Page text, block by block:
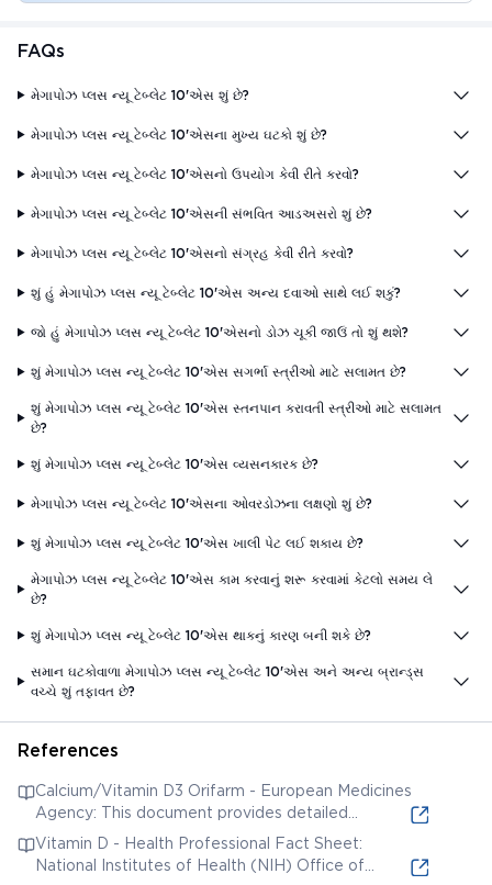
FAQs
મેગાપોઝ પ્લસ ન્યૂ ટેબ્લેટ 10'એસ શું છે?
મેગાપોઝ પ્લસ ન્યૂ ટેબ્લેટ 10'એસના મુખ્ય ઘટકો શું છે?
મેગાપોઝ પ્લસ ન્યૂ ટેબ્લેટ 10'એસનો ઉપયોગ કેવી રીતે કરવો?
મેગાપોઝ પ્લસ ન્યૂ ટેબ્લેટ 10'એસની સંભવિત આડઅસરો શું છે?
મેગાપોઝ પ્લસ ન્યૂ ટેબ્લેટ 10'એસનો સંગ્રહ કેવી રીતે કરવો?
શું હું મેગાપોઝ પ્લસ ન્યૂ ટેબ્લેટ 10'એસ અન્ય દવાઓ સાથે લઈ શકું?
જો હું મેગાપોઝ પ્લસ ન્યૂ ટેબ્લેટ 10'એસનો ડોઝ ચૂકી જાઉં તો શું થશે?
શું મેગાપોઝ પ્લસ ન્યૂ ટેબ્લેટ 10'એસ સગર્ભા સ્ત્રીઓ માટે સલામત છે?
શું મેગાપોઝ પ્લસ ન્યૂ ટેબ્લેટ 10'એસ સ્તનપાન કરાવતી સ્ત્રીઓ માટે સલામત
છે?
શું મેગાપોઝ પ્લસ ન્યૂ ટેબ્લેટ 10'એસ વ્યસનકારક છે?
મેગાપોઝ પ્લસ ન્યૂ ટેબ્લેટ 10'એસના ઓવરડોઝના લક્ષણો શું છે?
શું મેગાપોઝ પ્લસ ન્યૂ ટેબ્લેટ 10'એસ ખાલી પેટ લઈ શકાય છે?
મેગાપોઝ પ્લસ ન્યૂ ટેબ્લેટ 10'એસ કામ કરવાનું શરૂ કરવામાં કેટલો સમય લે
છે?
શું મેગાપોઝ પ્લસ ન્યૂ ટેબ્લેટ 10'એસ થાકનું કારણ બની શકે છે?
સમાન ઘટકોવાળા મેગાપોઝ પ્લસ ન્યૂ ટેબ્લેટ 10'એસ અને અન્ય બ્રાન્ડ્સ
વચ્ચે શું તફાવત છે?
References
Calcium/Vitamin D3 Orifarm - European Medicines
Agency: This document provides detailed
scientific information and assessment reports
regarding calcium and Vitamin D3 supplements,
which are common ingredients in bone health
Vitamin D - Health Professional Fact Sheet:
National Institutes of Health (NIH) Office of